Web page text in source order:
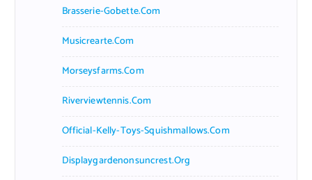
Brasserie-Gobette.com
Musicrearte.com
Morseysfarms.com
Riverviewtennis.com
Official-Kelly-Toys-Squishmallows.com
Displaygardenonsuncrest.org